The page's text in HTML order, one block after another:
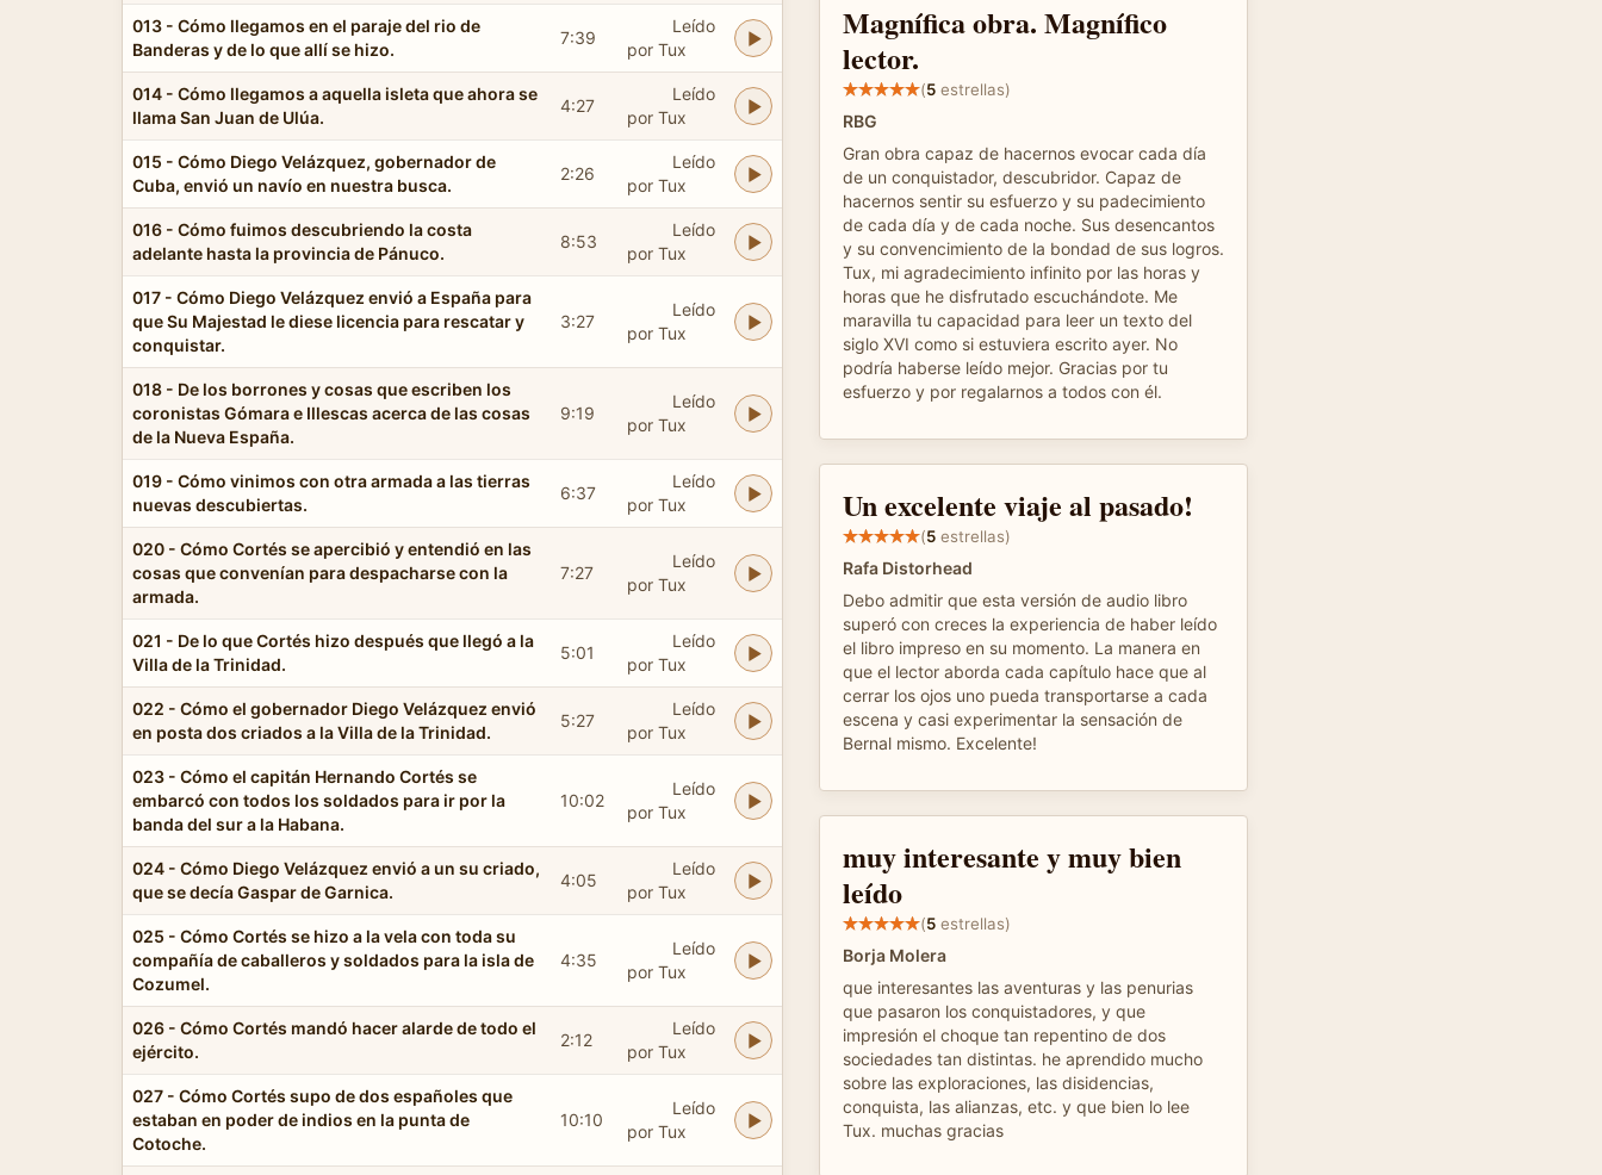
013 - Cómo llegamos en el paraje del rio de
Banderas y de lo que allí se hizo.
7:39
Leído
por Tux
014 - Cómo llegamos a aquella isleta que ahora se
llama San Juan de Ulúa.
4:27
Leído
por Tux
015 - Cómo Diego Velázquez, gobernador de
Cuba, envió un navío en nuestra busca.
2:26
Leído
por Tux
016 - Cómo fuimos descubriendo la costa
adelante hasta la provincia de Pánuco.
8:53
Leído
por Tux
017 - Cómo Diego Velázquez envió a España para
que Su Majestad le diese licencia para rescatar y
conquistar.
3:27
Leído
por Tux
018 - De los borrones y cosas que escriben los
coronistas Gómara e Illescas acerca de las cosas
de la Nueva España.
9:19
Leído
por Tux
019 - Cómo vinimos con otra armada a las tierras
nuevas descubiertas.
6:37
Leído
por Tux
020 - Cómo Cortés se apercibió y entendió en las
cosas que convenían para despacharse con la
armada.
7:27
Leído
por Tux
021 - De lo que Cortés hizo después que llegó a la
Villa de la Trinidad.
5:01
Leído
por Tux
022 - Cómo el gobernador Diego Velázquez envió
en posta dos criados a la Villa de la Trinidad.
5:27
Leído
por Tux
023 - Cómo el capitán Hernando Cortés se
embarcó con todos los soldados para ir por la
banda del sur a la Habana.
10:02
Leído
por Tux
024 - Cómo Diego Velázquez envió a un su criado,
que se decía Gaspar de Garnica.
4:05
Leído
por Tux
025 - Cómo Cortés se hizo a la vela con toda su
compañía de caballeros y soldados para la isla de
Cozumel.
4:35
Leído
por Tux
026 - Cómo Cortés mandó hacer alarde de todo el
ejército.
2:12
Leído
por Tux
027 - Cómo Cortés supo de dos españoles que
estaban en poder de indios en la punta de
Cotoche.
10:10
Leído
por Tux
Magnífica obra. Magnífico
lector.
(5 estrellas)
RBG
Gran obra capaz de hacernos evocar cada día
de un conquistador, descubridor. Capaz de
hacernos sentir su esfuerzo y su padecimiento
de cada día y de cada noche. Sus desencantos
y su convencimiento de la bondad de sus logros.
Tux, mi agradecimiento infinito por las horas y
horas que he disfrutado escuchándote. Me
maravilla tu capacidad para leer un texto del
siglo XVI como si estuviera escrito ayer. No
podría haberse leído mejor. Gracias por tu
esfuerzo y por regalarnos a todos con él.
Un excelente viaje al pasado!
(5 estrellas)
Rafa Distorhead
Debo admitir que esta versión de audio libro
superó con creces la experiencia de haber leído
el libro impreso en su momento. La manera en
que el lector aborda cada capítulo hace que al
cerrar los ojos uno pueda transportarse a cada
escena y casi experimentar la sensación de
Bernal mismo. Excelente!
muy interesante y muy bien
leído
(5 estrellas)
Borja Molera
que interesantes las aventuras y las penurias
que pasaron los conquistadores, y que
impresión el choque tan repentino de dos
sociedades tan distintas. he aprendido mucho
sobre las exploraciones, las disidencias,
conquista, las alianzas, etc. y que bien lo lee
Tux. muchas gracias